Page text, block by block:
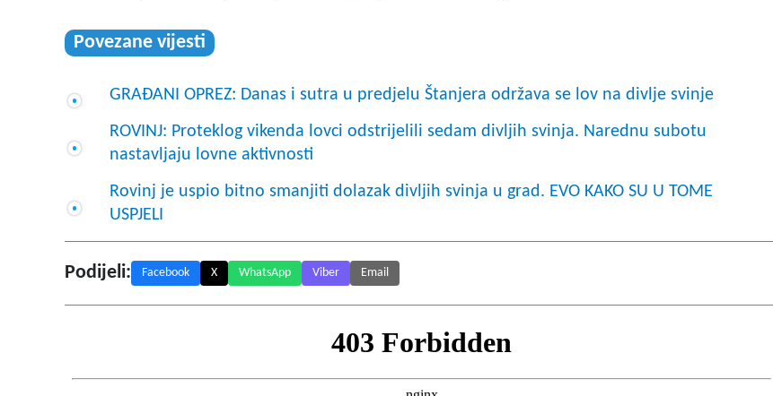
Povezane vijesti
GRAĐANI OPREZ: Danas i sutra u predjelu Štanjera održava se lov na divlje svinje
ROVINJ: Proteklog vikenda lovci odstrijelili sedam divljih svinja. Narednu subotu
nastavljaju lovne aktivnosti
Rovinj je uspio bitno smanjiti dolazak divljih svinja u grad. EVO KAKO SU U TOME
USPJELI
Podijeli: Facebook X WhatsApp Viber Email